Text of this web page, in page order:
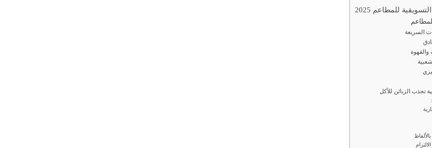
للمطاعم 2025
والقهوة
تجذب الزبائن للأكل